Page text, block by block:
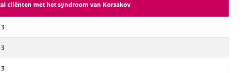
cliënten met het syndroom van Korsakov